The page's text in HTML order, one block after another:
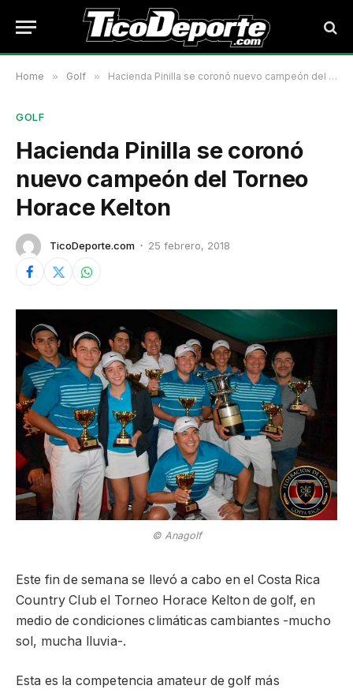
Home » Golf » Hacienda Pinilla se coronó nuevo campeón del Torneo Horace Kelton
GOLF
Hacienda Pinilla se coronó
nuevo campeón del Torneo
Horace Kelton
TicoDeporte.com 25 febrero, 2018
© Anagolf
Este fin de semana se llevó a cabo en el Costa Rica
Country Club el Torneo Horace Kelton de golf, en
medio de condiciones climáticas cambiantes -mucho
sol, mucha lluvia-.
Esta es la competencia amateur de golf más